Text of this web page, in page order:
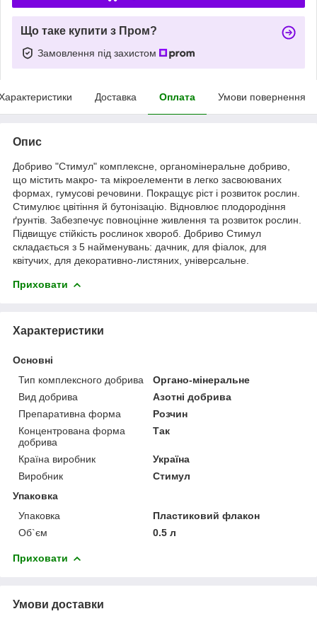
Що таке купити з Пром?
Замовлення під захистом
Доставка Оплата Умови повернення
Опис
Добриво "Стимул" комплексне, органомінеральне добриво,
що містить макро- та мікроелементи в легко засвоюваних
формах, гумусові речовини. Покращує ріст і розвиток рослин.
Стимулює цвітіння й бутонізацію. Відновлює плодородіння
ґрунтів. Забезпечує повноцінне живлення та розвиток рослин.
Підвищує стійкість рослинок хвороб. Добриво Стимул
складається з 5 найменувань: дачник, для фіалок, для
квітучих, для декоративно-листяних, універсальне.
Приховати
Характеристики
Основні
Тип комплексного добрива
Органо-мінеральне
Вид добрива
Азотні добрива
Препаративна форма
Розчин
Концентрована форма
добрива
Так
Країна виробник
Україна
Виробник
Стимул
Упаковка
Упаковка
Пластиковий флакон
Об`єм
0.5 л
Приховати
Умови доставки